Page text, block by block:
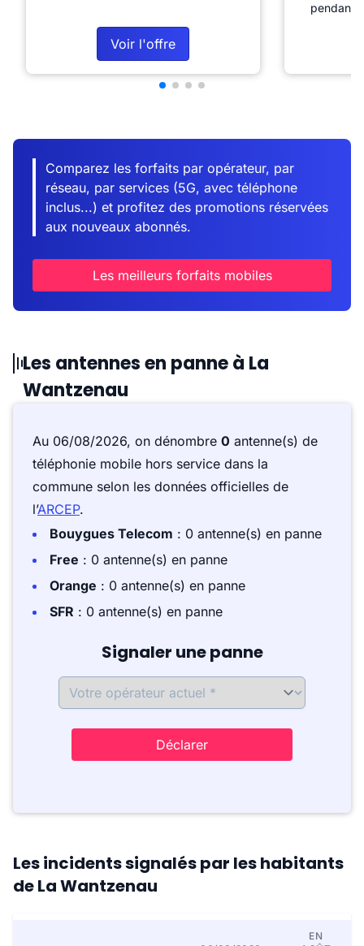
Voir l'offre
pendant
Comparez les forfaits par opérateur, par
réseau, par services (5G, avec téléphone
inclus...) et profitez des promotions réservées
aux nouveaux abonnés.
Les meilleurs forfaits mobiles
Les antennes en panne à La
Wantzenau
Au 06/08/2026, on dénombre 0 antenne(s) de
téléphonie mobile hors service dans la
commune selon les données officielles de
l’ARCEP.
Bouygues Telecom : 0 antenne(s) en panne
Free : 0 antenne(s) en panne
Orange : 0 antenne(s) en panne
SFR : 0 antenne(s) en panne
Signaler une panne
Déclarer
Les incidents signalés par les habitants
de La Wantzenau
EN